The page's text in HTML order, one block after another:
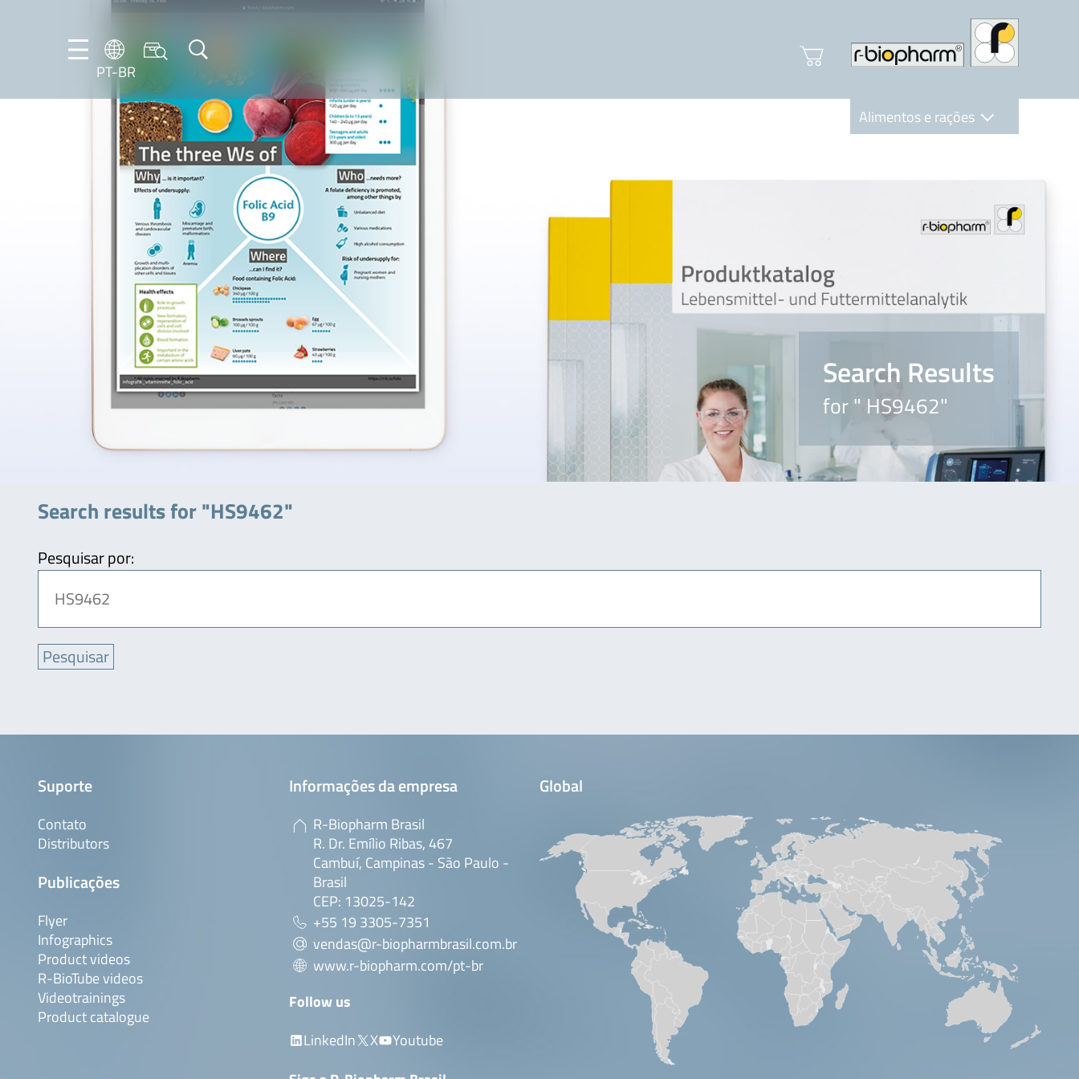
PT-BR
DE
ES
FR
PT-
Alimentos e rações
Nutrition Care
Search Results
for " HS9462"
Search results for "HS9462"
Pesquisar por:
Suporte
Contato
Distributors
Publicações
Flyer
Infographics
Product videos
R-BioTube videos
Videotrainings
Product catalogue
Informações da empresa
R-Biopharm Brasil
R. Dr. Emílio Ribas, 467
Cambuí, Campinas - São Paulo -
Brasil
CEP: 13025-142
+55 19 3305-7351
vendas@r-biopharmbrasil.com.br
www.r-biopharm.com/pt-br
Follow us
LinkedIn
X
Youtube
Global